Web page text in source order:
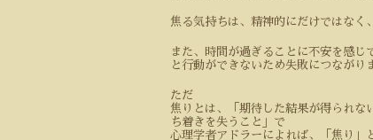
焦る気持ちは、精神的にだけではなく
また、時間が過ぎることに不安を感
と行動ができないため失敗につながり
ただ
焦りとは、「期待した結果が得られな
ち着きを失うこと」で
心理学者アドラーによれば、「焦り」